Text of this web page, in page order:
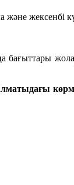
және жексенбі